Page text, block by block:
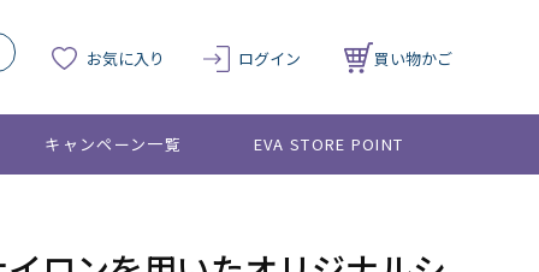
お気に入り ログイン 買い物かご
キャンペーン一覧 EVA STORE POINT